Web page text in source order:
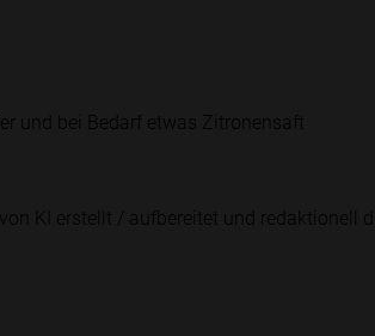
und bei Bedarf etwas Zitronensaft
KI erstellt / aufbereitet und redaktionell